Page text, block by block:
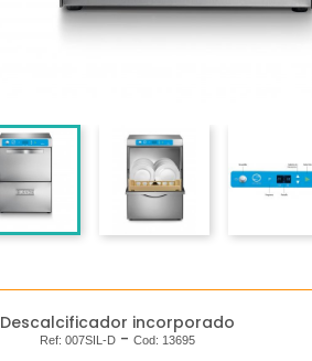
Descalcificador incorporado
Ref: 007SIL-D- Cod: 13695